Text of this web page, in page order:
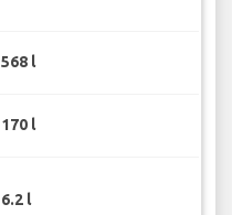
568 l
170 l
6.2 l